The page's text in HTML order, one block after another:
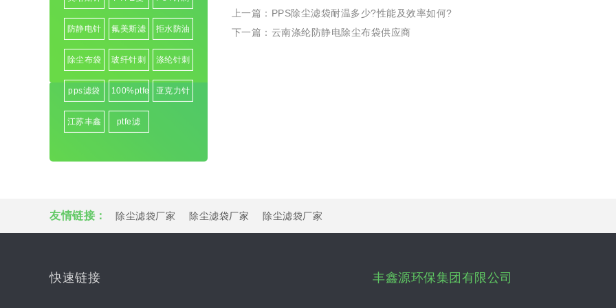
刺毡 合针刺毡
毡
防静电针
刺毡
氟美斯滤
袋
拒水防油
涤纶针刺
毡
除尘布袋 玻纤针刺
毡
涤纶针刺
毡
pps滤袋
100%ptfe
滤袋
亚克力针
江苏丰鑫
ptfe滤
上一篇： PPS除尘滤袋耐温多少?性能及效率如何?
下一篇： 云南涤纶防静电除尘布袋供应商
友情链接： 除尘滤袋厂家 除尘滤袋厂家 除尘滤袋厂家
快速链接 丰鑫源环保集团有限公司